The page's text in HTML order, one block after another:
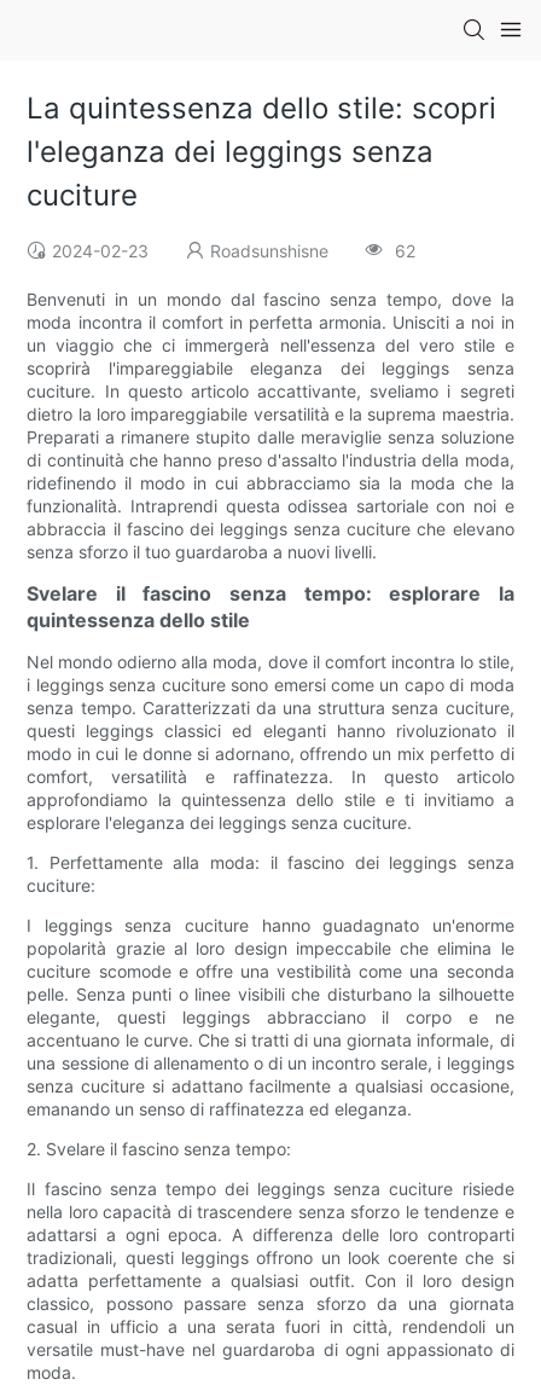
La quintessenza dello stile: scopri
l'eleganza dei leggings senza
cuciture
2024-02-23 Roadsunshisne 62
Benvenuti in un mondo dal fascino senza tempo, dove la
moda incontra il comfort in perfetta armonia. Unisciti a noi in
un viaggio che ci immergerà nell'essenza del vero stile e
scoprirà l'impareggiabile eleganza dei leggings senza
cuciture. In questo articolo accattivante, sveliamo i segreti
dietro la loro impareggiabile versatilità e la suprema maestria.
Preparati a rimanere stupito dalle meraviglie senza soluzione
di continuità che hanno preso d'assalto l'industria della moda,
ridefinendo il modo in cui abbracciamo sia la moda che la
funzionalità. Intraprendi questa odissea sartoriale con noi e
abbraccia il fascino dei leggings senza cuciture che elevano
senza sforzo il tuo guardaroba a nuovi livelli.
Svelare il fascino senza tempo: esplorare la
quintessenza dello stile
Nel mondo odierno alla moda, dove il comfort incontra lo stile,
i leggings senza cuciture sono emersi come un capo di moda
senza tempo. Caratterizzati da una struttura senza cuciture,
questi leggings classici ed eleganti hanno rivoluzionato il
modo in cui le donne si adornano, offrendo un mix perfetto di
comfort, versatilità e raffinatezza. In questo articolo
approfondiamo la quintessenza dello stile e ti invitiamo a
esplorare l'eleganza dei leggings senza cuciture.
1. Perfettamente alla moda: il fascino dei leggings senza
cuciture:
I leggings senza cuciture hanno guadagnato un'enorme
popolarità grazie al loro design impeccabile che elimina le
cuciture scomode e offre una vestibilità come una seconda
pelle. Senza punti o linee visibili che disturbano la silhouette
elegante, questi leggings abbracciano il corpo e ne
accentuano le curve. Che si tratti di una giornata informale, di
una sessione di allenamento o di un incontro serale, i leggings
senza cuciture si adattano facilmente a qualsiasi occasione,
emanando un senso di raffinatezza ed eleganza.
2. Svelare il fascino senza tempo:
Il fascino senza tempo dei leggings senza cuciture risiede
nella loro capacità di trascendere senza sforzo le tendenze e
adattarsi a ogni epoca. A differenza delle loro controparti
tradizionali, questi leggings offrono un look coerente che si
adatta perfettamente a qualsiasi outfit. Con il loro design
classico, possono passare senza sforzo da una giornata
casual in ufficio a una serata fuori in città, rendendoli un
versatile must-have nel guardaroba di ogni appassionato di
moda.